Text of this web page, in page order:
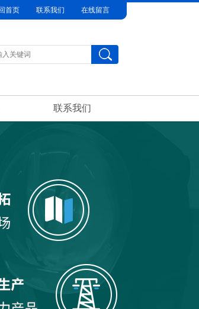
首页 联系我们 在线留言
联系我们